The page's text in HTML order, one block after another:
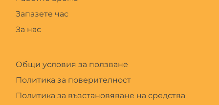
Запазете час
За нас
Общи условия за ползване
Политика за поверителност
Политика за възстановяване на средства